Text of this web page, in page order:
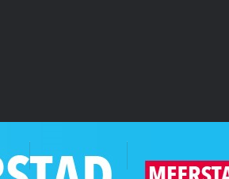
Tip de redactie